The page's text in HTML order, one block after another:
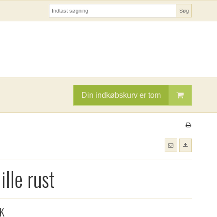
Søg
Din indkøbskurv er tom
rust